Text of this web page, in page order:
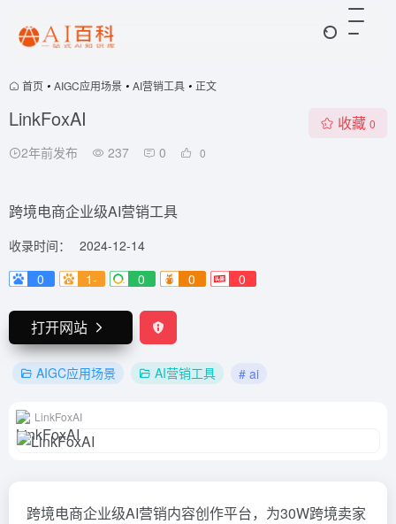
首页 • AIGC应用场景 • AI营销工具 • 正文
LinkFoxAI
2年前发布 237 0 0
收藏 0
跨境电商企业级AI营销工具
收录时间：
2024-12-14
0
1- 0 0 0
打开网站
AIGC应用场景 AI营销工具 # ai
LinkFoxAI
跨境电商企业级AI营销内容创作平台，为30W跨境卖家